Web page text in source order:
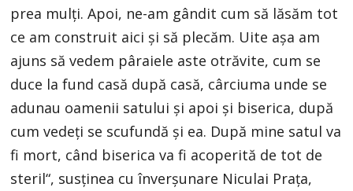
prea mulţi. Apoi, ne-am gândit cum să lăsăm tot
ce am construit aici şi să plecăm. Uite aşa am
ajuns să vedem pâraiele aste otrăvite, cum se
duce la fund casă după casă, cârciuma unde se
adunau oamenii satului şi apoi şi biserica, după
cum vedeţi se scufundă şi ea. După mine satul va
fi mort, când biserica va fi acoperită de tot de
steril“, susţinea cu înverşunare Niculai Praţa,